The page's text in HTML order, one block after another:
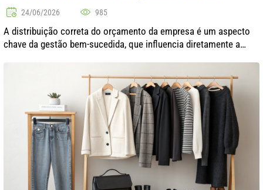
24/06/2026 985
A distribuição correta do orçamento da empresa é um aspecto
chave da gestão bem-sucedida, que influencia diretamente a